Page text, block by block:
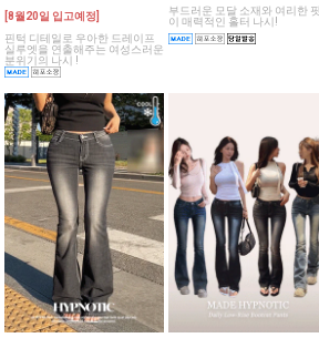
[8월20일 입고예정]
핀턱 디테일로 우아한 드레이프
실루엣을 연출해주는 여성스러운
분위기의 나시 !
부드러운 모달 소재와 여리한 핏
이 매력적인 홀터 나시!